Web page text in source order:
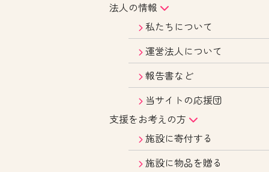
法人の情報
私たちについて
運営法人について
報告書など
当サイトの応援団
支援をお考えの方
施設に寄付する
施設に物品を贈る